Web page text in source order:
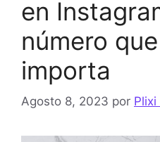
en
número
importa
Agosto 8, 2023 por Plixi